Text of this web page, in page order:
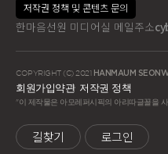
저작권 정책 및 콘텐츠 문의
한마음선원 미디어실 메일주소
COPYRIGHT (C) 2021 HANMAUM
회원가입약관 저작권 정책
"이 제작물은 아모레퍼시픽의 아리따글꼴을
길찾기 로그인